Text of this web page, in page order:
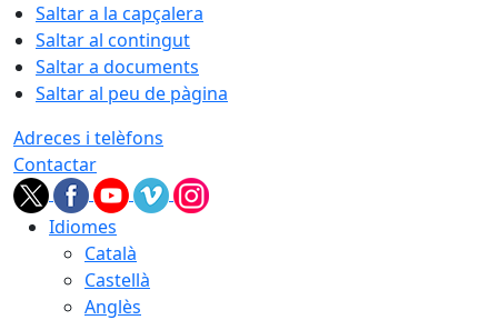
Saltar a la capçalera
Saltar al contingut
Saltar a documents
Saltar al peu de pàgina
Adreces i telèfons
Contactar
Idiomes
Català
Castellà
Anglès